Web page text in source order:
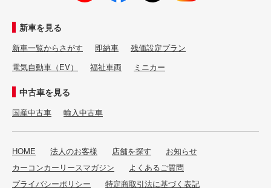
新車を見る
新車一覧からさがす 即納車
残価設定プラン
電気自動車（EV）
福祉車両 ミニカー
中古車を見る
国産中古車 輸入中古車
HOME 法人のお客様 店舗を探す
お知らせ
カーコンカーリースマガジン
よくあるご質問
プライバシーポリシー
特定商取引法に基づく表記